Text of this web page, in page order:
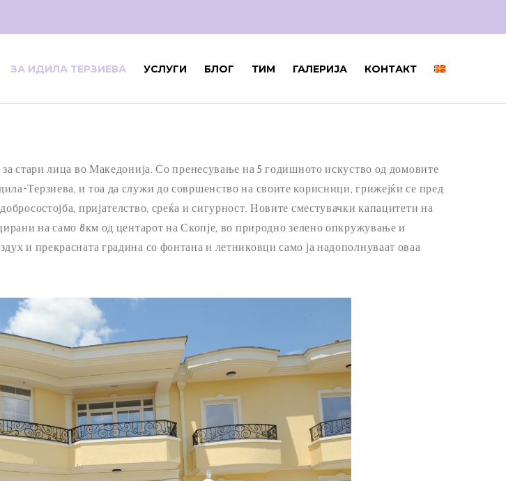
ЗА ИДИЛА ТЕРЗИЕВА УСЛУГИ БЛОГ ТИМ ГАЛЕРИЈА КОНТАКТ
стари лица во Македонија. Со пренесување на 5 годишното искуство од домовите
Терзиева, и тоа да служи до совршенство на своите корисници, грижејќи се пред
пријателство, среќа и сигурност. Новите сместувачки капацитети на
на само 8км од центарот на Скопје, во природно зелено опкружување и
и прекрасната градина со фонтана и летниковци само ја надополнуваат оваа